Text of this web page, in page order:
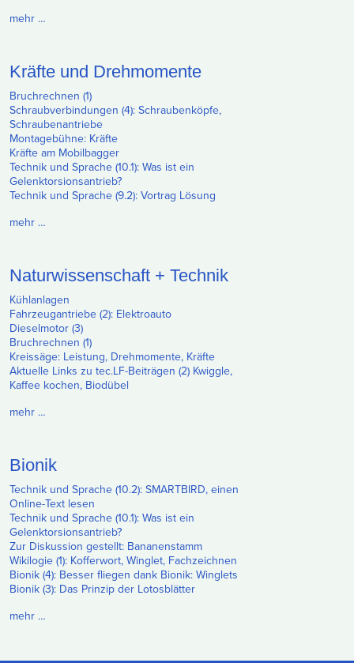
mehr …
Kräfte und Drehmomente
Bruchrechnen (1)
Schraubverbindungen (4): Schraubenköpfe,
Schraubenantriebe
Montagebühne: Kräfte
Kräfte am Mobilbagger
Technik und Sprache (10.1): Was ist ein
Gelenktorsionsantrieb?
Technik und Sprache (9.2): Vortrag Lösung
mehr …
Naturwissenschaft + Technik
Kühlanlagen
Fahrzeugantriebe (2): Elektroauto
Dieselmotor (3)
Bruchrechnen (1)
Kreissäge: Leistung, Drehmomente, Kräfte
Aktuelle Links zu tec.LF-Beiträgen (2) Kwiggle,
Kaffee kochen, Biodübel
mehr …
Bionik
Technik und Sprache (10.2): SMARTBIRD, einen
Online-Text lesen
Technik und Sprache (10.1): Was ist ein
Gelenktorsionsantrieb?
Zur Diskussion gestellt: Bananenstamm
Wikilogie (1): Kofferwort, Winglet, Fachzeichnen
Bionik (4): Besser fliegen dank Bionik: Winglets
Bionik (3): Das Prinzip der Lotosblätter
mehr …